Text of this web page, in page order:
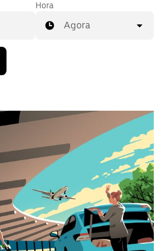
Hora
Agora